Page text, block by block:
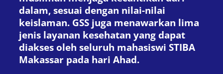
dalam, sesuai dengan nilai-nilai
keislaman. GSS juga menawarkan lima
jenis layanan kesehatan yang dapat
diakses oleh seluruh mahasiswi STIBA
Makassar pada hari Ahad.